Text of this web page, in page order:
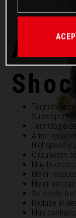
Tecnología
Supersport
Tecnología
Highspeed y
Circulación
Muy buenas
Mejor
Mejor
Se puede
Reduce el
Más